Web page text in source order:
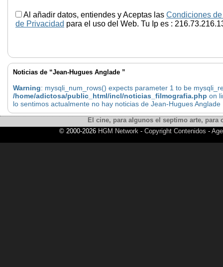
Al añadir datos, entiendes y Aceptas las Condiciones
de Privacidad para el uso del Web. Tu Ip es :
Noticias de “Jean-Hugues Anglade ”
Warning: mysqli_num_rows() expects parameter 1 to be
/home/adictosa/public_html/incl/noticias_filmografia.php on
lo sentimos actualmente no hay noticias de Jean-Hugues Anglade
El cine, para algunos el septimo arte,
© 2000-2026 HGM Network- Copyright Contenidos -